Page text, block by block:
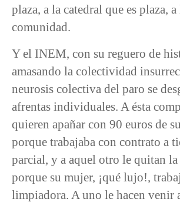
plaza, a la catedral que es plaza, a
comunidad.
Y el INEM, con su reguero de
amasando la colectividad
neurosis colectiva del paro se
afrentas individuales. A ésta
quieren apañar con 90 euros de
porque trabajaba con contrato a
parcial, y a aquel otro le quitan
porque su mujer, ¡qué lujo!,
limpiadora. A uno le hacen venir